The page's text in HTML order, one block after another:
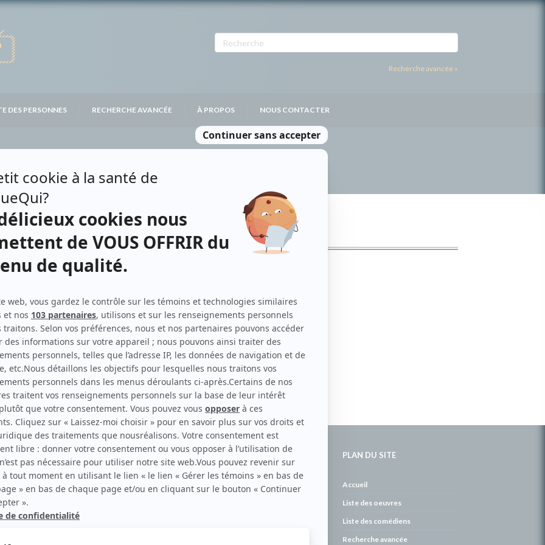
Recherche avancée »
DES PERSONNES RECHERCHE AVANCÉE À PROPOS NOUS CONTACTER
Personnages
Sur-Vie(Technicien)
District 31(Témoin2020)
Mes petits malheurs (Frère de Jeffy)
Ruptures(Sergent-détective Lampron2017)
carbure à son petit écran. Celui qu’on surnomme parfois «l’encyclopédie de
à 2001. Sa spécialité: la télé québécoise. On peut l’entendre régulièrement
PLAN DU SITE
Accueil
Liste des oeuvres
Liste des comédiens
Recherche avancée